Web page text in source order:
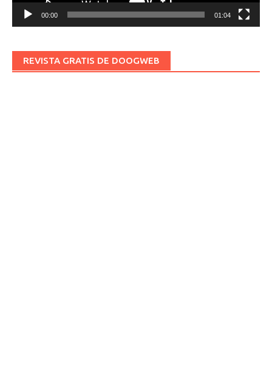
00:00 01:04
REVISTA GRATIS DE DOOGWEB